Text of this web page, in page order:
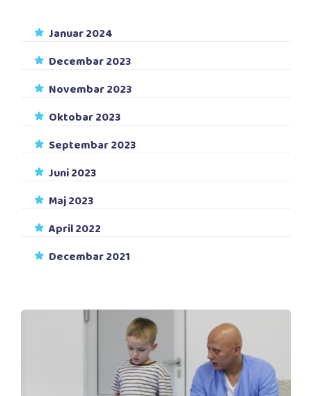
Januar 2024
Decembar 2023
Novembar 2023
Oktobar 2023
Septembar 2023
Juni 2023
Maj 2023
April 2022
Decembar 2021